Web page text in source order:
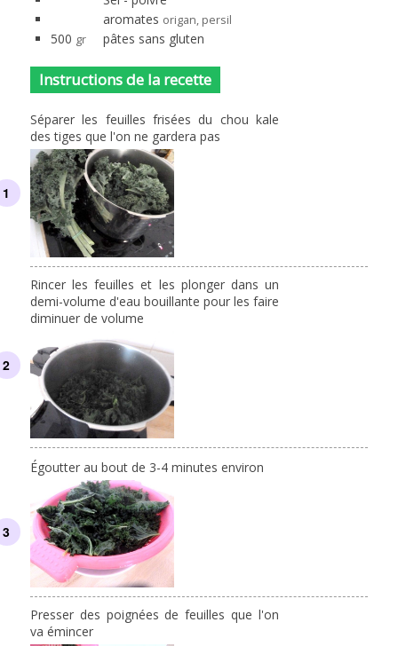
aromates origan, persil
500 gr pâtes sans gluten
Instructions de la recette
Séparer les feuilles frisées du chou kale
des tiges que l'on ne gardera pas
Rincer les feuilles et les plonger dans un
demi-volume d'eau bouillante pour les faire
diminuer de volume
Égoutter au bout de 3-4 minutes environ
Presser des poignées de feuilles que l'on
va émincer